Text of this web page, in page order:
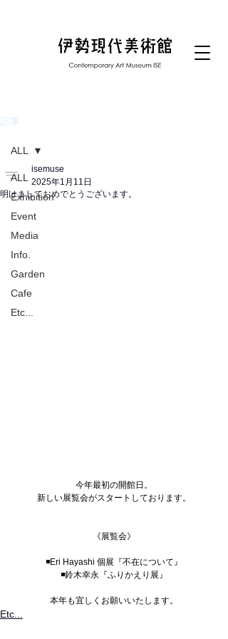
記事
ALL
Exhibition
Event
Media
Info.
Garden
Cafe
Etc...
ALL
明けましておめでとうございます。
isemuse
2025年1月11日
今年最初の開館日。
新しい展覧会がスタートしております。
《展覧会》
◾️Eri Hayashi 個展『不在について』
◾️鈴木幸永『ふりかえり展』
本年も宜しくお願いいたします。
Etc...